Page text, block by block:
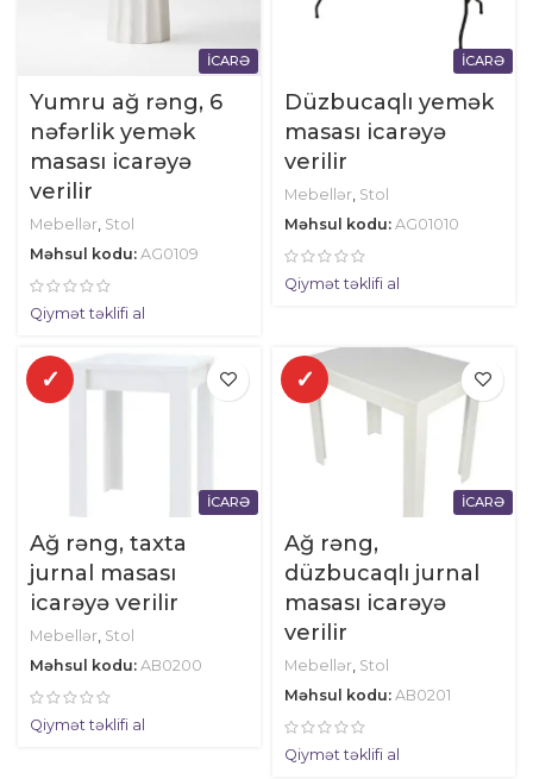
İCARƏ
Yumru ağ rəng, 6
nəfərlik yemək
masası icarəyə
verilir
Mebellər Stol
Məhsul kodu: AG0109
Qiymət təklifi al
İCARƏ
Düzbucaqlı yemək
masası icarəyə
verilir
Mebellər Stol
Məhsul kodu: AG01010
Qiymət təklifi al
İCARƏ
✓
Ağ rəng, taxta
jurnal masası
icarəyə verilir
Mebellər Stol
Məhsul kodu: AB0200
Qiymət təklifi al
İCARƏ
✓
Ağ rəng,
düzbucaqlı jurnal
masası icarəyə
verilir
Mebellər Stol
Məhsul kodu: AB0201
Qiymət təklifi al